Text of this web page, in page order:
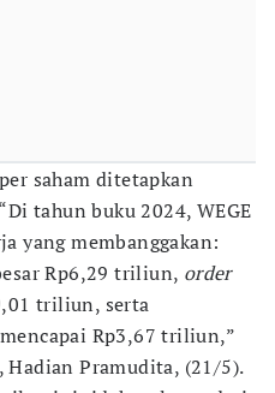
saham ditetapkan
tahun buku 2024, WEGE
yang membanggakan:
Rp6,29 triliun, order
triliun, serta
Rp3,67 triliun,”
Hadian Pramudita, (21/5).